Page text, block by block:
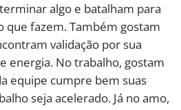
algo e batalham para
que fazem. Também gostam
validação por sua
energia. No trabalho, gostam
equipe cumpre bem suas
seja acelerado. Já no amo,